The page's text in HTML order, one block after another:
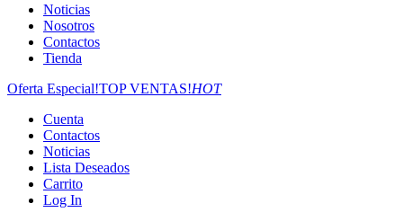
Noticias
Nosotros
Contactos
Tienda
Oferta Especial!TOP VENTAS!HOT
Cuenta
Contactos
Noticias
Lista Deseados
Carrito
Log In